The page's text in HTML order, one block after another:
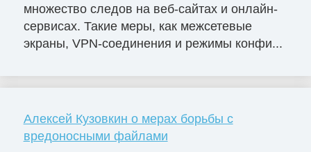
множество следов на веб-сайтах и ​​онлайн-
сервисах. Такие меры, как межсетевые
экраны, VPN-соединения и режимы конфи...
Алексей Кузовкин о мерах борьбы с
вредоносными файлами